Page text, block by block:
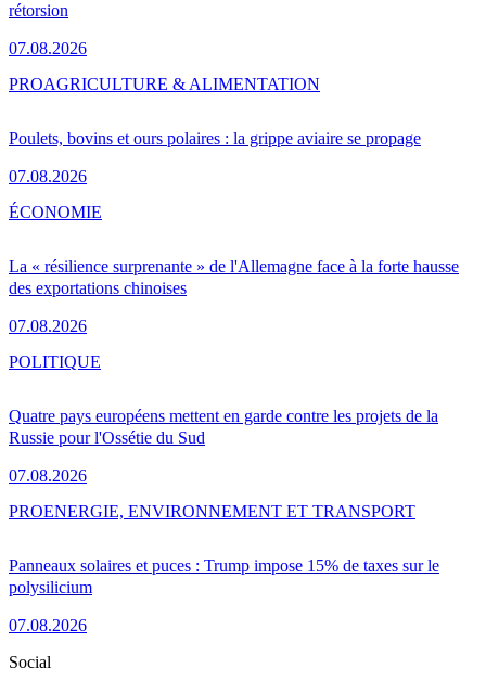
rétorsion
07.08.2026
Poulets, bovins et ours polaires : la grippe aviaire se propage
07.08.2026
PROAGRICULTURE & ALIMENTATION
La « résilience surprenante » de l'Allemagne face à la forte hausse
des exportations chinoises
07.08.2026
ÉCONOMIE
Quatre pays européens mettent en garde contre les projets de la
Russie pour l'Ossétie du Sud
07.08.2026
POLITIQUE
Panneaux solaires et puces : Trump impose 15% de taxes sur le
polysilicium
07.08.2026
PROENERGIE, ENVIRONNEMENT ET TRANSPORT
Social